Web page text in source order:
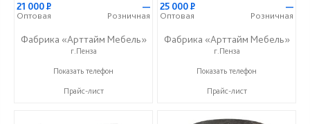
21 000Р
Оптовая
—
Розничная
Фабрика «Арттайм Мебель»
г.Пенза
+7 (800) 201-23-49
Показать телефон
Прайс-лист
25 000Р
Оптовая
—
Розничная
Фабрика «Арттайм Мебель»
г.Пенза
+7 (800) 201-23-49
Показать телефон
Прайс-лист